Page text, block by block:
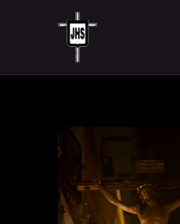
HERMANDAD
TITULAR
VÍA-CRUCIS
INSCRÍBETE
NOTICIAS